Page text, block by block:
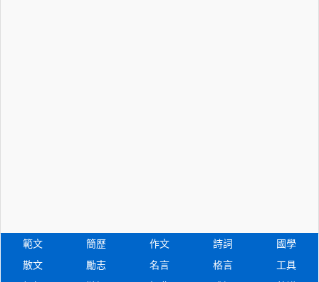
範文 簡歷 作文 詩詞
國學
散文
勵志 名言 格言
工具